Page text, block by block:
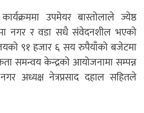
उपमेयर बास्तोलाले ज्येष्ठ
नगर र वडा सधै संवेदनशील भएको
९१ हजार ६ सय रुपैयाँको बजेटमा
समन्वय केन्द्रको आयोजनामा सम्पन्न
अध्यक्ष नेत्रप्रसाद दहाल सहितले